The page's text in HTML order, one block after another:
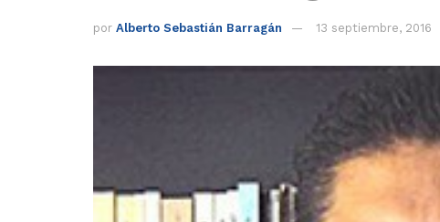
por Alberto Sebastián Barragán 13 septiembre, 2016